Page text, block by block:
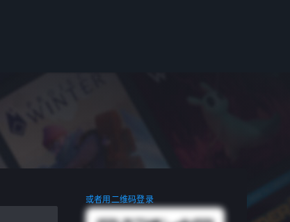
或者用二维码登录